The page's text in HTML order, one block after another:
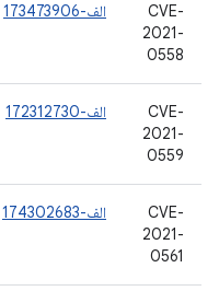
CVE-
2021-
0558
الف-173473906
CVE-
2021-
0559
الف-172312730
CVE-
2021-
0561
الف-174302683